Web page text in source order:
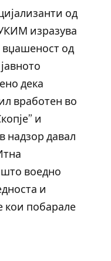
од
изразува
вџашеност од
дека
вработен во
и
надзор давал
воедно
и
кои побарале